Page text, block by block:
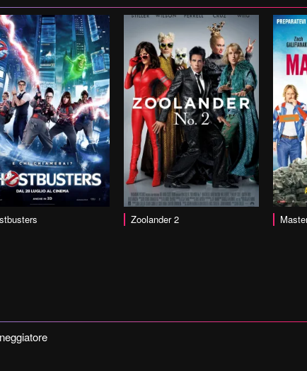
vai alla scheda Zoolander 2
vai alla scheda